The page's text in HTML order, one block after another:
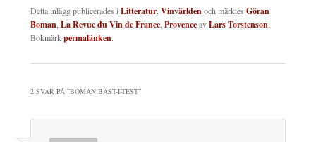
Detta inlägg publicerades i Litteratur Vinvärldenoch märktes Göran
Boman La Revue du Vin de France ProvenceavLars Torstenson.
Bokmärkpermalänken.
2 SVAR PÅ ”BOMAN BÄST-I-TEST”